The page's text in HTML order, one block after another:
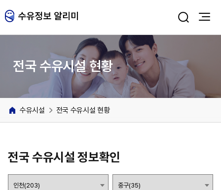
전국 수유시설 현황
수유시설 전국 수유시설 현황
전국 수유시설 정보확인